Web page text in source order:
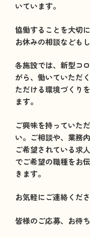
いています。
協働することを大切
お休みの相談なども
各施設では、新型コ
がら、働いていただ
ただける環境づくり
ます。
ご興味を持っていた
い。ご相談や、業務
ご希望されている求
でご希望の職種をお
きます。
お気軽にご連絡くださ
皆様のご応募、お待